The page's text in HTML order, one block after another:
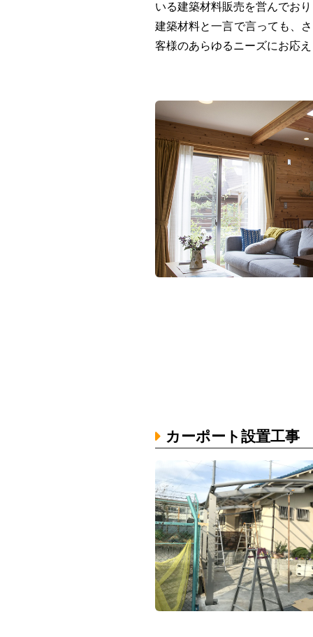
いる建築材料販売を営んでお
建築材料と一言で言っても、
客様のあらゆるニーズにお応
カーポート設置工事